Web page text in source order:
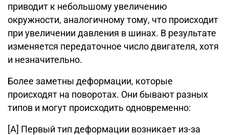
приводит к небольшому увеличению
окружности, аналогичному тому, что происходит
при увеличении давления в шинах. В результате
изменяется передаточное число двигателя, хотя
и незначительно.
Более заметны деформации, которые
происходят на поворотах. Они бывают разных
типов и могут происходить одновременно:
[A] Первый тип деформации возникает из-за